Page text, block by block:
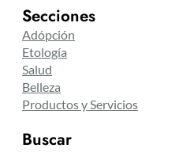
Secciones
Adópción
Etología
Salud
Belleza
Productos y Servicios
Buscar